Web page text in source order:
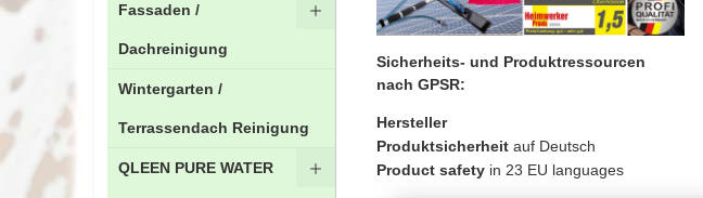
Sicherheits- und Produktressourcen
nach GPSR:
Hersteller
Produktsicherheitauf Deutsch
Product safetyin 23 EU languages
Fassaden /
Dachreinigung
Wintergarten /
Terrassendach Reinigung
QLEEN PURE WATER